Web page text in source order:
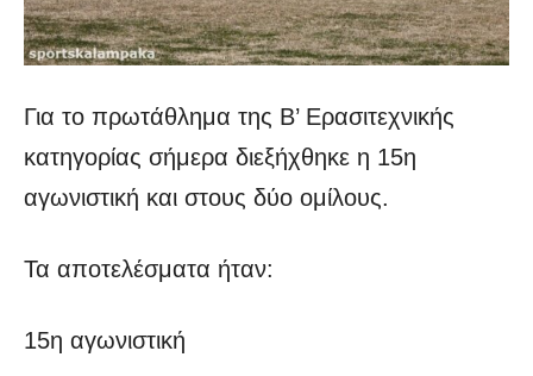
Για το πρωτάθλημα της Β’ Ερασιτεχνικής
κατηγορίας σήμερα διεξήχθηκε η 15η
αγωνιστική και στους δύο ομίλους.
Τα αποτελέσματα ήταν:
15η αγωνιστική